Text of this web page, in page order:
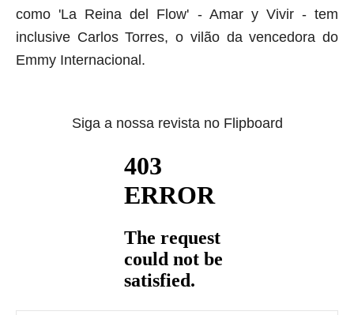
como 'La Reina del Flow' - Amar y Vivir - tem
inclusive Carlos Torres, o vilão da vencedora do
Emmy Internacional.
Siga a nossa revista no Flipboard